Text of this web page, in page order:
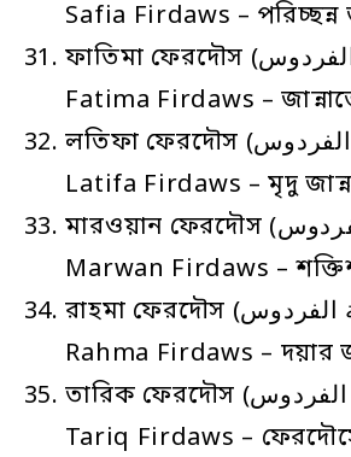
Safia Firdaws – পরিচ্ছন্ন
ফাতিমা ফেরদৌস (فاطمة الفردوس) –
Fatima Firdaws –
লতিফা ফেরদৌস (لطيفة الفردوس) –
Latifa Firdaws – মৃদু
মারওয়ান ফেরদৌস (مروان الفردوس) –
Marwan Firdaws –
রাহমা ফেরদৌস (رحمة الفردوس) –
Rahma Firdaws – দয়ার
তারিক ফেরদৌস (طارق الفردوس) –
Tariq Firdaws –